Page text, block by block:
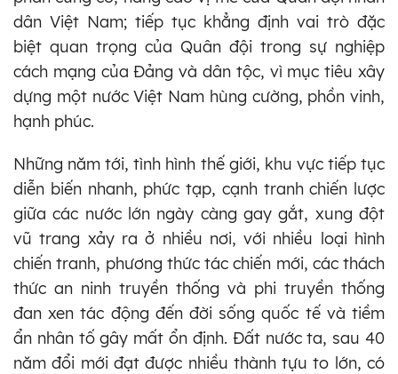
dân Việt Nam; tiếp tục khẳng định vai trò đặc
biệt quan trọng của Quân đội trong sự nghiệp
cách mạng của Đảng và dân tộc, vì mục tiêu xây
dựng một nước Việt Nam hùng cường, phồn vinh,
hạnh phúc.
Những năm tới, tình hình thế giới, khu vực tiếp tục
diễn biến nhanh, phức tạp, cạnh tranh chiến lược
giữa các nước lớn ngày càng gay gắt, xung đột
vũ trang xảy ra ở nhiều nơi, với nhiều loại hình
chiến tranh, phương thức tác chiến mới, các thách
thức an ninh truyền thống và phi truyền thống
đan xen tác động đến đời sống quốc tế và tiềm
ẩn nhân tố gây mất ổn định. Đất nước ta, sau 40
năm đổi mới đạt được nhiều thành tựu to lớn, có